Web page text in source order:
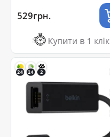
529грн.
Купити в 1 клік
24 24 2